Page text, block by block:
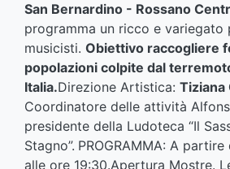
San Bernardino - Rossano
programma un ricco e
musicisti. Obiettivo raccogliere
popolazioni colpite dal
Italia.Direzione Artistica: Tiziana
Coordinatore delle attività
presidente della Ludoteca “Il
Stagno”. PROGRAMMA: A
alle ore 19:30.Apertura Mostre.